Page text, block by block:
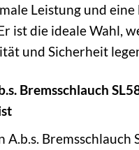
Leistung und eine
ist die ideale Wahl,
und Sicherheit
Bremsschlauch
A.b.s. Bremsschlauch